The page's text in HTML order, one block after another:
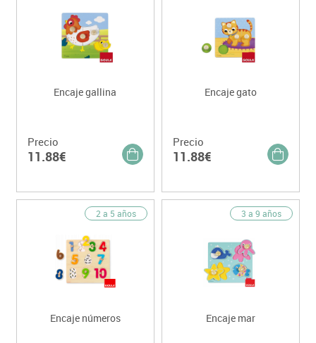
Encaje gallina
Precio
11.88€
Encaje gato
Precio
11.88€
2 a 5 años
Encaje números
3 a 9 años
Encaje mar